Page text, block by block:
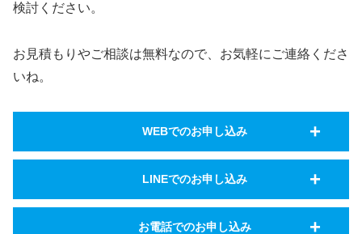
検討ください。
お見積もりやご相談は無料なので、お気軽にご連絡くださ
いね。
WEBでのお申し込み
LINEでのお申し込み
お電話でのお申し込み